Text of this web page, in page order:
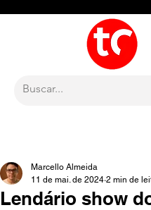
Lendário show
Marcello Almeida
11 de mai. de 2024 2 min de